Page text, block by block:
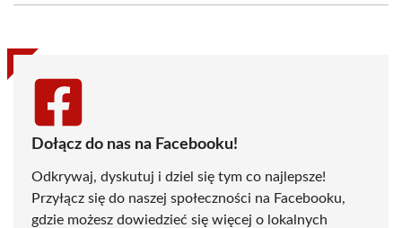
(Twitter)
Dołącz do nas na Facebooku!
Odkrywaj, dyskutuj i dziel się tym co najlepsze!
Przyłącz się do naszej społeczności na Facebooku,
gdzie możesz dowiedzieć się więcej o lokalnych